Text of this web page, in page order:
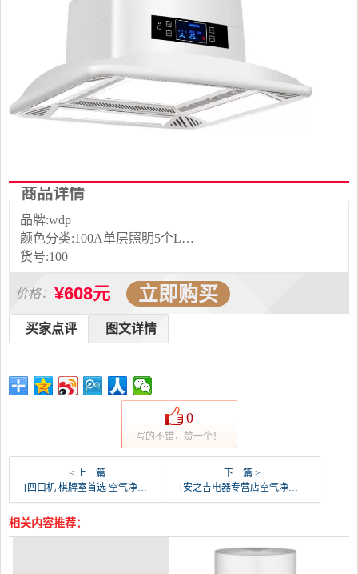
商品详情
品牌:wdp
颜色分类:100A单层照明5个LED灯5个吸烟口 100B单层照明5个LED灯5个吸烟口 120A白色单层照明5个大LED灯8个 120A金色单层照明5个大LED灯8个 120B白色单层照明5个大LED灯8个 120B金色单层照明5个大LED灯8个 130单层照明5个LED灯大直径吸烟 100A单层照明4个LED灯4个吸烟口
货号:100
价格： ¥608元 立即购买
图文详情
买家点评
0
写的不错，赞一个！
< 上一篇
[四口机 棋牌室首选 空气净化器 欧式餐桌式麻将机自动麻将机]空气净化器 麻将机 棋牌室 LED灯月销量0件仅售780元
下一篇 >
[安之吉电器专营店空气净化,氧吧]空气净化器家用办公室小空间除烟尘二手月销量3件仅售118元
相关内容推荐：